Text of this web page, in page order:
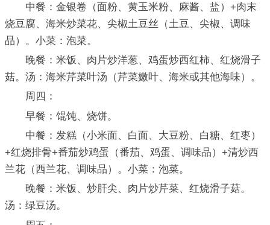
中餐：金银卷（面粉、黄玉米粉、麻酱、盐）+肉末
烧豆腐、海米炒菜花、尖椒土豆丝（土豆、尖椒、调味
品）。小菜：泡菜。
晚餐：米饭、肉片炒洋葱、鸡蛋炒西红柿、红烧滑子
菇。汤：海米芹菜叶汤（芹菜嫩叶、海米或其他海味）。
周四：
早餐：馄饨、烧饼。
中餐：发糕（小米面、白面、大豆粉、白糖、红枣）
+红烧排骨+番茄炒鸡蛋（番茄、鸡蛋、调味品）+清炒西
兰花（西兰花、调味品）。小菜：泡菜。
晚餐：米饭、炒肝尖、肉片炒芹菜、红烧滑子菇。
汤：绿豆汤。